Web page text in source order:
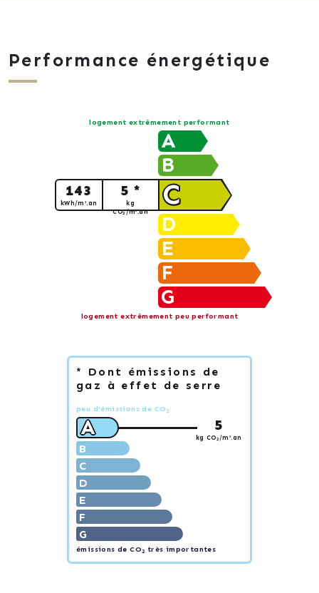
Performance énergétique
logement extrêmement performant
A
B
C
143
kWh/m².an
5 *
kg
CO2/m².an
D
E
F
G
logement extrêmement peu performant
* Dont émissions de
gaz à effet de serre
peu d'émissions de CO 2
A 5
kg CO2 /m².an
B
C
D
E
F
G
émissions de CO2 très importantes